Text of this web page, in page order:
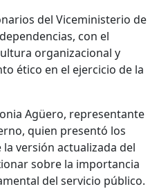
del Viceministerio de
con el
organizacional y
ético en el ejercicio de la
Agüero, representante
quien presentó los
versión actualizada del
sobre la importancia
del servicio público.